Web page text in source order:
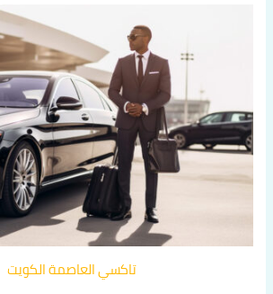
تاكسي العاصمة الكويت